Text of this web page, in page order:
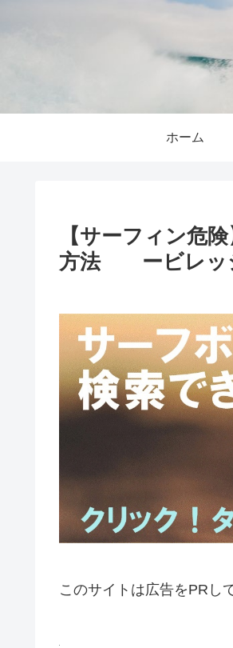
ホーム
【サーフィン危
方法 ービレッ
このサイトは広告をPRし